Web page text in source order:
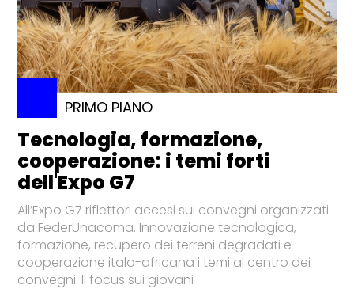
PRIMO PIANO
Tecnologia, formazione,
cooperazione: i temi forti
dell'Expo G7
All’Expo G7 riflettori accesi sui convegni organizzati
da FederUnacoma. Innovazione tecnologica,
formazione, recupero dei terreni degradati e
cooperazione italo-africana i temi al centro dei
convegni. Il focus sui giovani